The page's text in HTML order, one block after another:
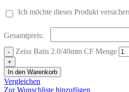
Ich möchte dieses Produkt
Gesamtpreis:
Zeiss Batis 2.0/40mm CF Menge
In den Warenkorb
Vergleichen
Zur Wunschliste hinzufügen